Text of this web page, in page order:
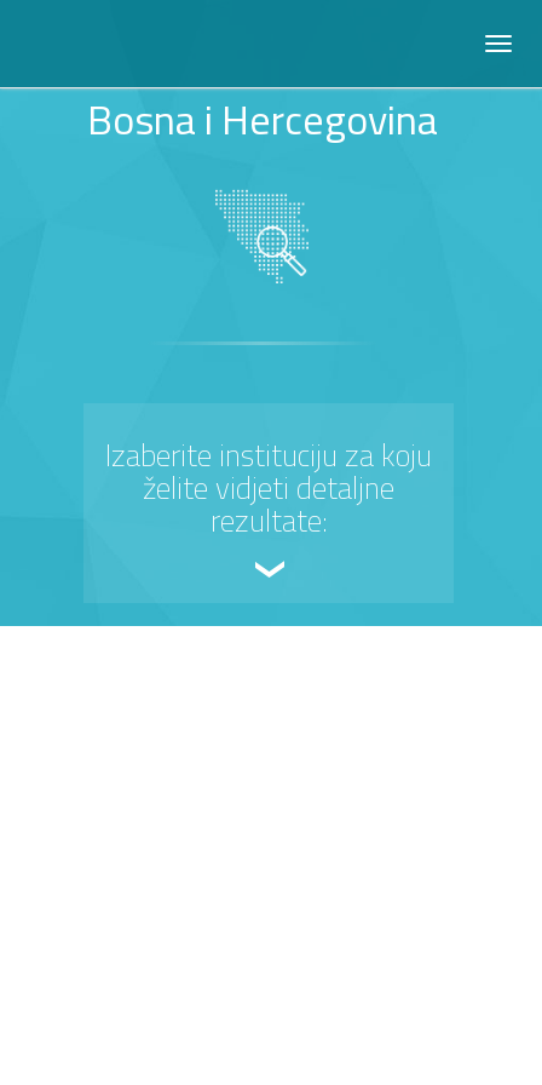
Bosna i Hercegovina
Izaberite instituciju za koju
želite vidjeti detaljne
rezultate: